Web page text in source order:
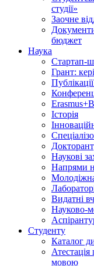
студії»
Заочне
бюджет
Наука
Стартап-
Грант:
Історія
Наукові
Напрями
Видатні
Науково-
Студенту
Каталог
мовою